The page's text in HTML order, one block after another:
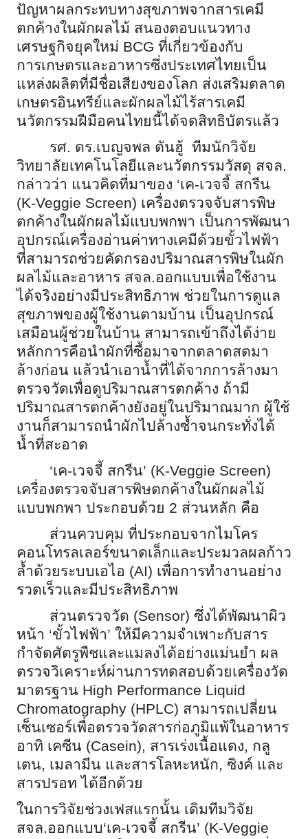
ปัญหาผลกระทบทางสุขภาพจากสารเคมี
ตกค้างในผักผลไม้ สนองตอบแนวทาง
เศรษฐกิจยุคใหม่ BCG ที่เกี่ยวข้องกับ
การเกษตรและอาหารซึ่งประเทศไทยเป็น
แหล่งผลิตที่มีชื่อเสียงของโลก ส่งเสริมตลาด
เกษตรอินทรีย์และผักผลไม้ไร้สารเคมี
นวัตกรรมฝีมือคนไทยนี้ได้จดสิทธิบัตรแล้ว
รศ. ดร.เบญจพล ตันฮู้ ทีมนักวิจัย
วิทยาลัยเทคโนโลยีและนวัตกรรมวัสดุ สจล.
กล่าวว่า แนวคิดที่มาของ ‘เค-เวจจี้ สกรีน
(K-Veggie Screen) เครื่องตรวจจับสารพิษ
ตกค้างในผักผลไม้แบบพกพา เป็นการพัฒนา
อุปกรณ์เครื่องอ่านค่าทางเคมีด้วยขั้วไฟฟ้า
ที่สามารถช่วยคัดกรองปริมาณสารพิษในผัก
ผลไม้และอาหาร สจล.ออกแบบเพื่อใช้งาน
ได้จริงอย่างมีประสิทธิภาพ ช่วยในการดูแล
สุขภาพของผู้ใช้งานตามบ้าน เป็นอุปกรณ์
เสมือนผู้ช่วยในบ้าน สามารถเข้าถึงได้ง่าย
หลักการคือนำผักที่ซื้อมาจากตลาดสดมา
ล้างก่อน แล้วนำเอาน้ำที่ได้จากการล้างมา
ตรวจวัดเพื่อดูปริมาณสารตกค้าง ถ้ามี
ปริมาณสารตกค้างยังอยู่ในปริมาณมาก ผู้ใช้
งานก็สามารถนำผักไปล้างซ้ำจนกระทั่งได้
น้ำที่สะอาด
‘เค-เวจจี้ สกรีน’ (K-Veggie Screen)
เครื่องตรวจจับสารพิษตกค้างในผักผลไม้
แบบพกพา ประกอบด้วย 2 ส่วนหลัก คือ
ส่วนควบคุม ที่ประกอบจากไมโคร
คอนโทรลเลอร์ขนาดเล็กและประมวลผลก้าว
ล้ำด้วยระบบเอไอ (AI) เพื่อการทำงานอย่าง
รวดเร็วและมีประสิทธิภาพ
ส่วนตรวจวัด (Sensor) ซึ่งได้พัฒนาผิว
หน้า ‘ขั้วไฟฟ้า’ ให้มีความจำเพาะกับสาร
กำจัดศัตรูพืชและแมลงได้อย่างแม่นยำ ผล
ตรวจวิเคราะห์ผ่านการทดสอบด้วยเครื่องวัด
มาตรฐาน High Performance Liquid
Chromatography (HPLC) สามารถเปลี่ยน
เซ็นเซอร์เพื่อตรวจวัดสารก่อภูมิแพ้ในอาหาร
อาทิ เคซีน (Casein), สารเร่งเนื้อแดง, กลู
เตน, เมลามีน และสารโลหะหนัก, ซิงค์ และ
สารปรอท ได้อีกด้วย
ในการวิจัยช่วงเฟสแรกนั้น เดิมทีมวิจัย
สจล.ออกแบบ‘เค-เวจจี้ สกรีน’ (K-Veggie